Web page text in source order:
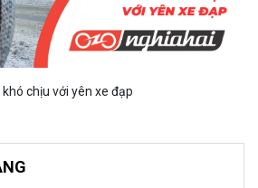
chịu với yên xe đạp